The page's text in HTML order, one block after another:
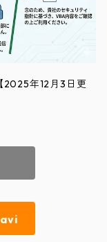
年12月3日更